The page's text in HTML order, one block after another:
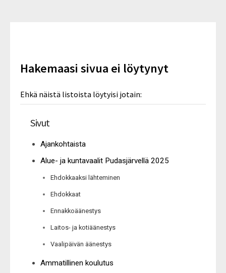
Hakemaasi sivua ei löytynyt
Ehkä näistä listoista löytyisi jotain:
Sivut
Ajankohtaista
Alue- ja kuntavaalit Pudasjärvellä 2025
Ehdokkaaksi lähteminen
Ehdokkaat
Ennakkoäänestys
Laitos- ja kotiäänestys
Vaalipäivän äänestys
Ammatillinen koulutus